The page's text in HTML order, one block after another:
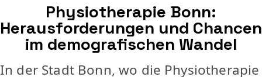
Physiotherapie Bonn:
Herausforderungen und Chancen
im demografischen Wandel
In der Stadt Bonn, wo die Physiotherapie